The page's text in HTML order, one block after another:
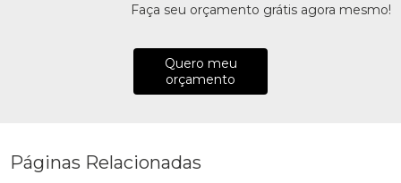
Faça seu orçamento grátis agora mesmo!
Quero meu
orçamento
Páginas Relacionadas